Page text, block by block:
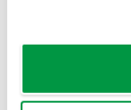
для
Широкий